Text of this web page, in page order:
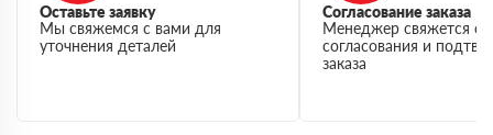
Оставьте заявку
Мы свяжемся с вами для
уточнения деталей
Согласование заказа
Менеджер свяжется с
согласования и
заказа